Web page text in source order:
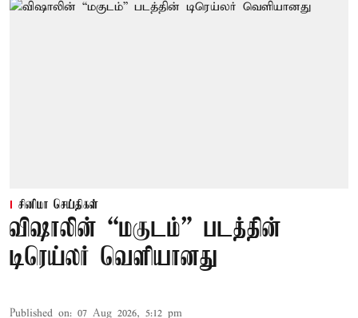
சினிமா செய்திகள்
விஷாலின் “மகுடம்” படத்தின்
டிரெய்லர் வெளியானது
Published on: 07 Aug 2026, 5:12 pm